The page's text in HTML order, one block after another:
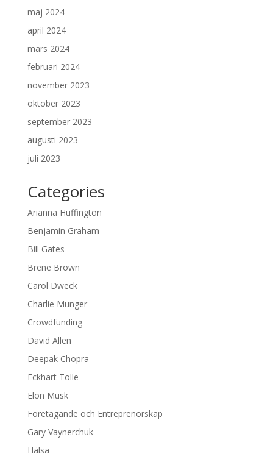
maj 2024
april 2024
mars 2024
februari 2024
november 2023
oktober 2023
september 2023
augusti 2023
juli 2023
Categories
Arianna Huffington
Benjamin Graham
Bill Gates
Brene Brown
Carol Dweck
Charlie Munger
Crowdfunding
David Allen
Deepak Chopra
Eckhart Tolle
Elon Musk
Företagande och Entreprenörskap
Gary Vaynerchuk
Hälsa